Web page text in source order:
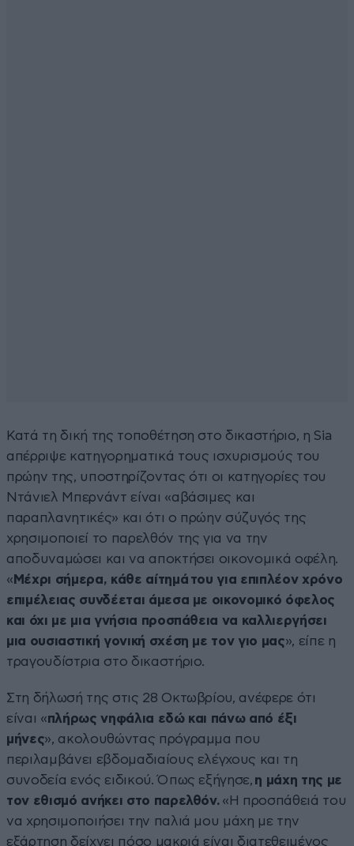
Κατά τη δική της τοποθέτηση στο δικαστήριο, η Sia
απέρριψε κατηγορηματικά τους ισχυρισμούς του
πρώην της, υποστηρίζοντας ότι οι κατηγορίες του
Ντάνιελ Μπερνάντ είναι «αβάσιμες και
παραπλανητικές» και ότι ο πρώην σύζυγός της
χρησιμοποιεί το παρελθόν της για να την
αποδυναμώσει και να αποκτήσει οικονομικά οφέλη.
« Μέχρι σήμερα, κάθε αίτημά του για επιπλέον χρόνο
επιμέλειας συνδέεται άμεσα με οικονομικό όφελος
και όχι με μια γνήσια προσπάθεια να καλλιεργήσει
μια ουσιαστική γονική σχέση με τον γιο μας», είπε η
τραγουδίστρια στο δικαστήριο.
Στη δήλωσή της στις 28 Οκτωβρίου, ανέφερε ότι
είναι «πλήρως νηφάλια εδώ και πάνω από έξι
μήνες», ακολουθώντας πρόγραμμα που
περιλαμβάνει εβδομαδιαίους ελέγχους και τη
συνοδεία ενός ειδικού. Όπως εξήγησε, η μάχη της με
τον εθισμό ανήκει στο παρελθόν. «Η προσπάθειά του
να χρησιμοποιήσει την παλιά μου μάχη με την
εξάρτηση δείχνει πόσο μακριά είναι διατεθειμένος